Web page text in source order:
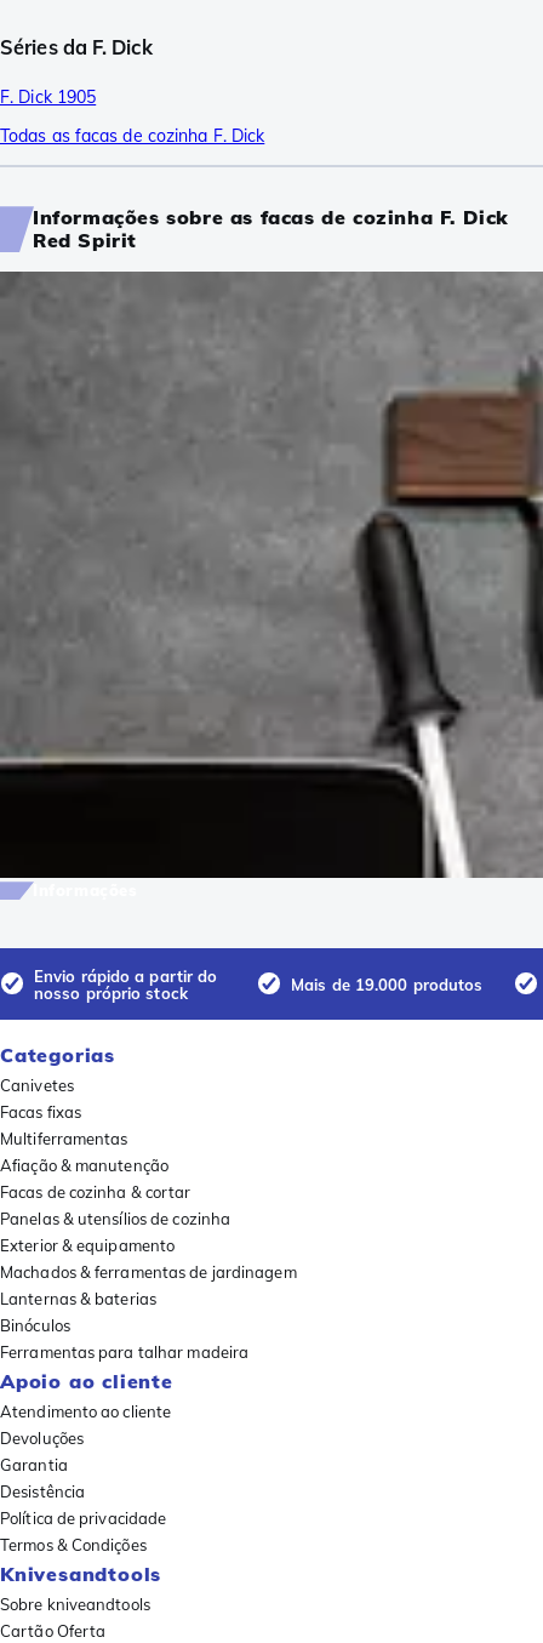
Séries da F. Dick
F. Dick 1905
Todas as facas de cozinha F. Dick
Informações sobre as facas de cozinha F. Dick
Red Spirit
Envio rápido a partir do
nosso próprio stock
Mais de 19.000 produtos
Categorias
Canivetes
Facas fixas
Multiferramentas
Afiação & manutenção
Facas de cozinha & cortar
Panelas & utensílios de cozinha
Exterior & equipamento
Machados & ferramentas de jardinagem
Lanternas & baterias
Binóculos
Ferramentas para talhar madeira
Apoio ao cliente
Atendimento ao cliente
Devoluções
Garantia
Desistência
Política de privacidade
Termos & Condições
Knivesandtools
Sobre kniveandtools
Cartão Oferta